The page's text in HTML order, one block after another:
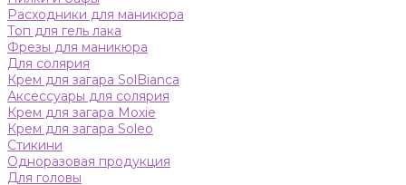
Расходники для маникюра
Топ для гель лака
Фрезы для маникюра
Для солярия
Крем для загара SolBianca
Аксессуары для солярия
Крем для загара Moxie
Крем для загара Soleo
Стикини
Одноразовая продукция
Для головы